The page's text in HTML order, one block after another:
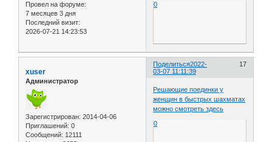
Провел на форуме:
7 месяцев 3 дня
Последний визит:
2026-07-21 14:23:53
0
Поделиться 17
2022-
03-07 11:11:39
xuser
Администратор
Зарегистрирован: 2014-04-06
Приглашений: 0
Сообщений: 12111
Решающие поединки у
женщин в быстрых шахматах
можно смотреть здесь
0